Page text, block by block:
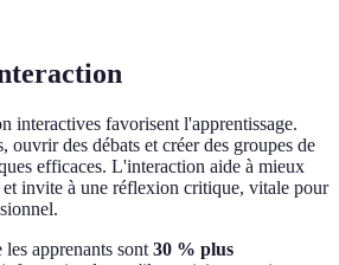
interactives favorisent l'apprentissage.
ouvrir des débats et créer des groupes de
efficaces. L'interaction aide à mieux
et invite à une réflexion critique, vitale pour
apprenants sont 30 % plus